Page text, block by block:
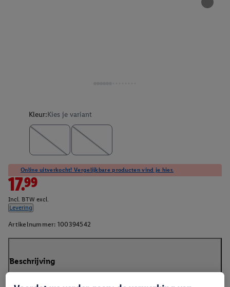
Kleur:Kies je variant
Online uitverkocht! Vergelijkbare producten vind je hier.
17.99
Incl. BTW excl.
Levering
Artikelnummer: 100394542
Beschrijving